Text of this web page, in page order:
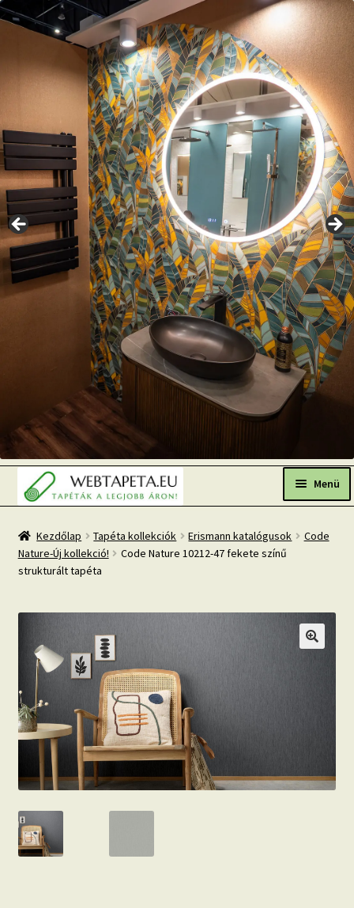
Ugrás
a
navigációhoz
Kilépés
a
tartalomba Menü
Népszerű tapéták
Mi az a fotótapéta?
Tapétázási tanácsok
Beton hatású tapéták
Kapcsolat
Kezdőlap Tapéta kollekciók Erismann katalógusok
Code
Nature-Új kollekció!
Code Nature 10212-47 fekete színű
strukturált tapéta